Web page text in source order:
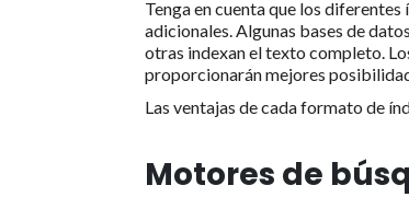
Tenga en cuenta que los
adicionales. Algunas bases de
otras indexan el texto completo.
proporcionarán mejores
Las ventajas de cada formato de
Motores de